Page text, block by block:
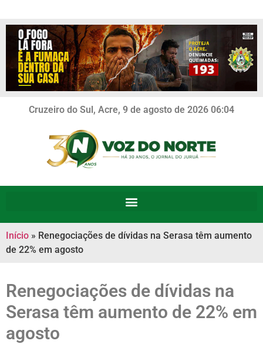
Cruzeiro do Sul, Acre, 9 de agosto de 2026 06:04
Início » Renegociações de dívidas na Serasa têm aumento
de 22% em agosto
Renegociações de dívidas na
Serasa têm aumento de 22% em
agosto